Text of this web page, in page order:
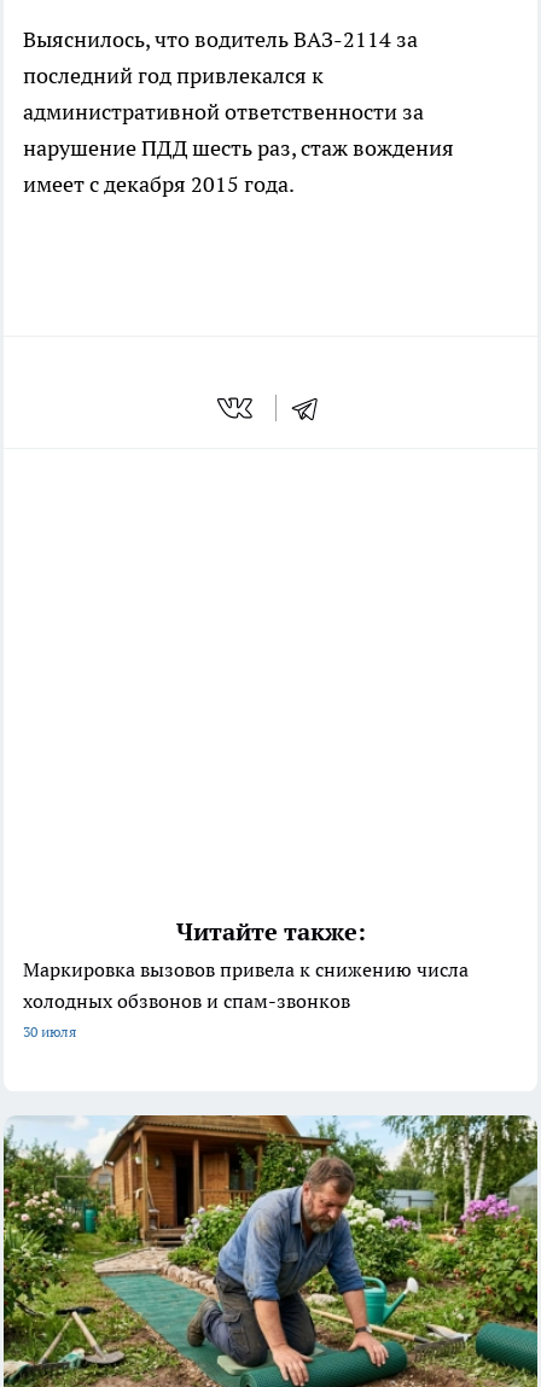
Выяснилось, что водитель ВАЗ-2114 за
последний год привлекался к
административной ответственности за
нарушение ПДД шесть раз, стаж вождения
имеет с декабря 2015 года.
Читайте также:
Маркировка вызовов привела к снижению числа
холодных обзвонов и спам-звонков
30 июля